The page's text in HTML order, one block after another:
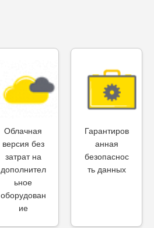
Облачная
версия без
затрат на
дополнител
ьное
оборудован
ие
Гарантиров
анная
безопаснос
ть данных